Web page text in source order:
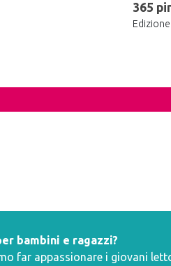
365
bambini e ragazzi?
far appassionare i giovani